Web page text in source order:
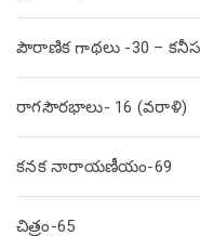
పౌరాణిక గాథలు -30 – కనీస
రాగసౌరభాలు- 16 (వరాళి)
కనక నారాయణీయం-69
చిత్రం-65